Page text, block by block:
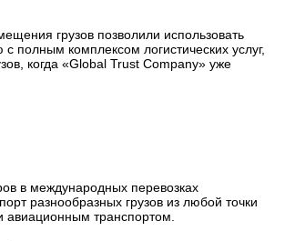
грузов позволили использовать
полным комплексом логистических услуг,
когда «Global Trust Company» уже
в международных перевозках
разнообразных грузов из любой точки
транспортом.